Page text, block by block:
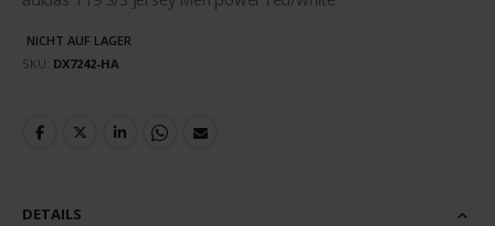
NICHT AUF LAGER
SKU DX7242-HA
DETAILS